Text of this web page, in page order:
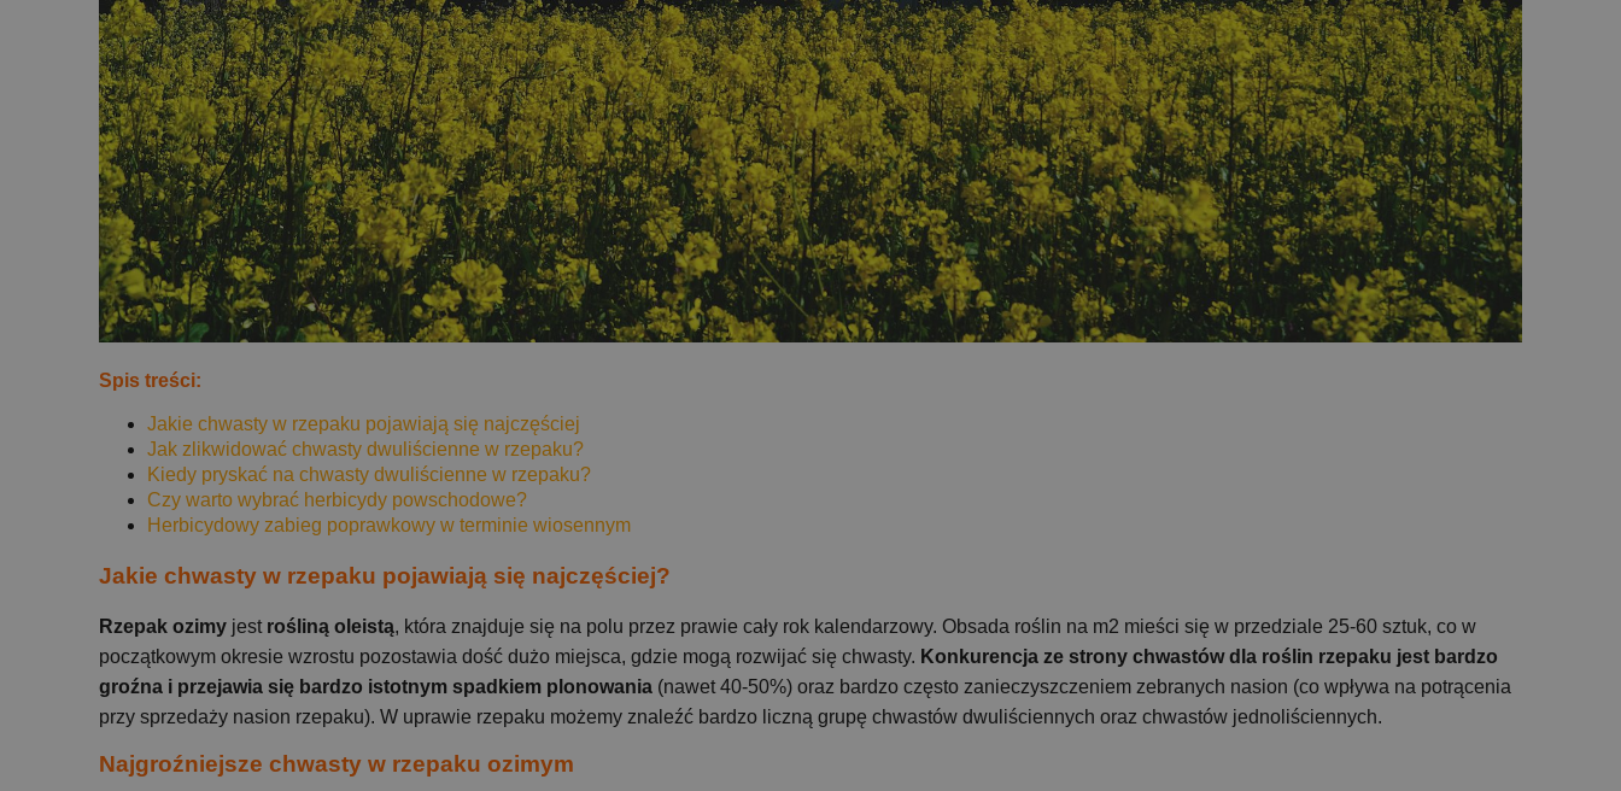
Spis treści:
Jakie chwasty w rzepaku pojawiają się najczęściej
Jak zlikwidować chwasty dwuliścienne w rzepaku?
Kiedy pryskać na chwasty dwuliścienne w rzepaku?
Czy warto wybrać herbicydy powschodowe?
Herbicydowy zabieg poprawkowy w terminie wiosennym
Jakie chwasty w rzepaku pojawiają się najczęściej?
Rzepak ozimy jest rośliną oleistą, która znajduje się na polu przez prawie cały rok kalendarzowy. Obsada roślin na m2 mieści się w przedziale 25-60 sztuk, co w
początkowym okresie wzrostu pozostawia dość dużo miejsca, gdzie mogą rozwijać się chwasty. Konkurencja ze strony chwastów dla roślin rzepaku jest bardzo
groźna i przejawia się bardzo istotnym spadkiem plonowania (nawet 40-50%) oraz bardzo często zanieczyszczeniem zebranych nasion (co wpływa na potrącenia
przy sprzedaży nasion rzepaku). W uprawie rzepaku możemy znaleźć bardzo liczną grupę chwastów dwuliściennych oraz chwastów jednoliściennych.
Najgroźniejsze chwasty w rzepaku ozimym